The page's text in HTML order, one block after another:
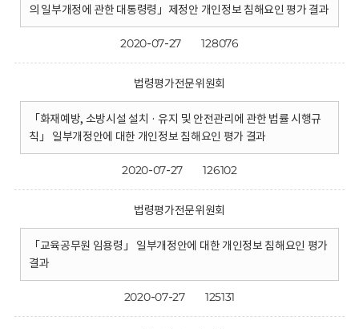
의 일부개정에 관한 대통령령」제정안 개인정보 침해요인 평가 결과
2020-07-27 128076
법령평가전문위원회
「화재예방, 소방시설 설치 · 유지 및 안전관리에 관한 법률 시행규
칙」 일부개정안에 대한 개인정보 침해요인 평가 결과
2020-07-27 126102
법령평가전문위원회
「교육공무원 임용령」 일부개정안에 대한 개인정보 침해요인 평가
결과
2020-07-27 125131